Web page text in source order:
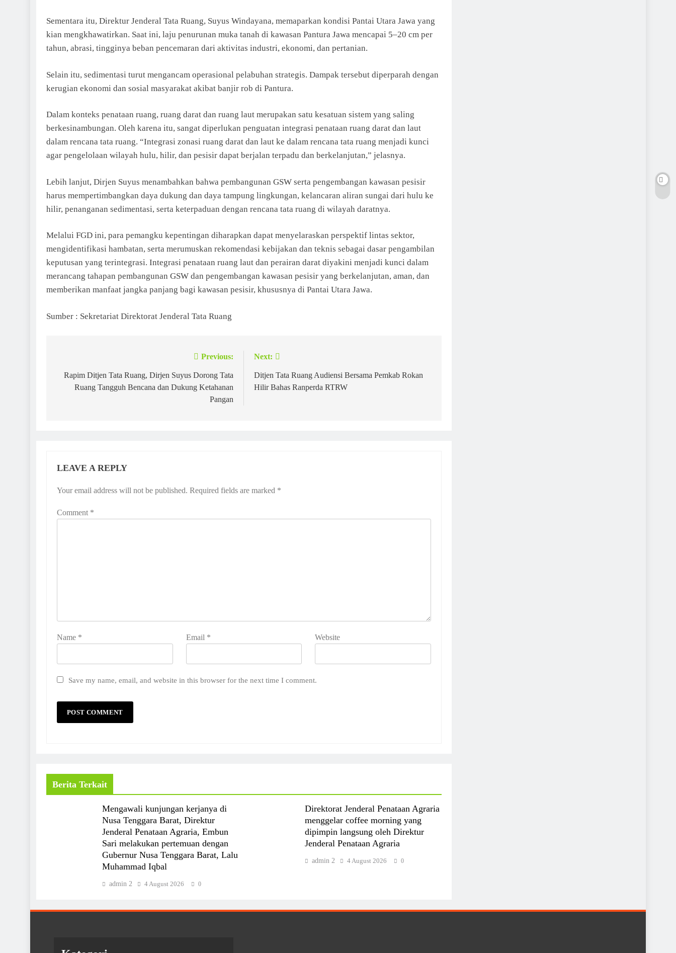
Sementara itu, Direktur Jenderal Tata Ruang, Suyus Windayana, memaparkan kondisi Pantai Utara Jawa yang
kian mengkhawatirkan. Saat ini, laju penurunan muka tanah di kawasan Pantura Jawa mencapai 5–20 cm per
tahun, abrasi, tingginya beban pencemaran dari aktivitas industri, ekonomi, dan pertanian.
Selain itu, sedimentasi turut mengancam operasional pelabuhan strategis. Dampak tersebut diperparah dengan
kerugian ekonomi dan sosial masyarakat akibat banjir rob di Pantura.
Dalam konteks penataan ruang, ruang darat dan ruang laut merupakan satu kesatuan sistem yang saling
berkesinambungan. Oleh karena itu, sangat diperlukan penguatan integrasi penataan ruang darat dan laut
dalam rencana tata ruang. “Integrasi zonasi ruang darat dan laut ke dalam rencana tata ruang menjadi kunci
agar pengelolaan wilayah hulu, hilir, dan pesisir dapat berjalan terpadu dan berkelanjutan,” jelasnya.
Lebih lanjut, Dirjen Suyus menambahkan bahwa pembangunan GSW serta pengembangan kawasan pesisir
harus mempertimbangkan daya dukung dan daya tampung lingkungan, kelancaran aliran sungai dari hulu ke
hilir, penanganan sedimentasi, serta keterpaduan dengan rencana tata ruang di wilayah daratnya.
Melalui FGD ini, para pemangku kepentingan diharapkan dapat menyelaraskan perspektif lintas sektor,
mengidentifikasi hambatan, serta merumuskan rekomendasi kebijakan dan teknis sebagai dasar pengambilan
keputusan yang terintegrasi. Integrasi penataan ruang laut dan perairan darat diyakini menjadi kunci dalam
merancang tahapan pembangunan GSW dan pengembangan kawasan pesisir yang berkelanjutan, aman, dan
memberikan manfaat jangka panjang bagi kawasan pesisir, khususnya di Pantai Utara Jawa.
Sumber : Sekretariat Direktorat Jenderal Tata Ruang
navigation
Previous:
Rapim Ditjen Tata Ruang, Dirjen Suyus Dorong Tata
Ruang Tangguh Bencana dan Dukung Ketahanan
Pangan
Next:
Ditjen Tata Ruang Audiensi Bersama Pemkab Rokan
Hilir Bahas Ranperda RTRW
LEAVE A REPLY
Your email address will not be published. Required fields are marked *
Comment *
Name * Email * Website
Save my name, email, and website in this browser for the next time I comment.
Berita Terkait
Mengawali kunjungan kerjanya di
Nusa Tenggara Barat, Direktur
Jenderal Penataan Agraria, Embun
Sari melakukan pertemuan dengan
Gubernur Nusa Tenggara Barat, Lalu
Muhammad Iqbal
admin 2 4 August 2026 0
Direktorat Jenderal Penataan Agraria
menggelar coffee morning yang
dipimpin langsung oleh Direktur
Jenderal Penataan Agraria
admin 2 4 August 2026 0